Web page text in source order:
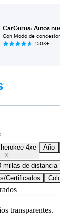
CarGurus: Autos
Con Modo de
150K+
4xe Año
millas de distancia
Certificados
transparentes.